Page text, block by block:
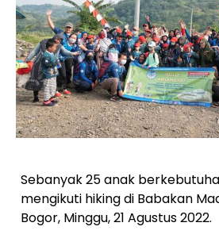
Sebanyak 25 anak
mengikuti hiking di Babakan
Bogor, Minggu, 21 Agustus 2022.